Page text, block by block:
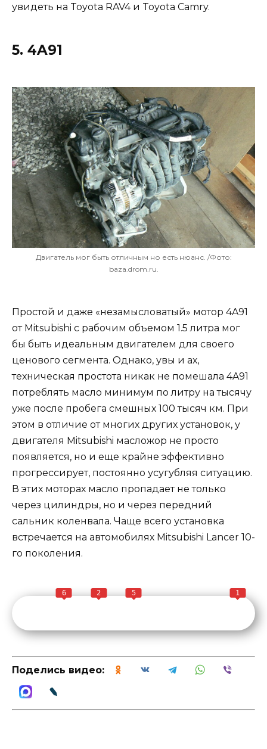
увидеть на Toyota RAV4 и Toyota Camry.
5. 4A91
Двигатель мог быть отличным но есть нюанс. /Фото:
baza.drom.ru.
Простой и даже «незамысловатый» мотор 4A91
от Mitsubishi с рабочим объемом 1.5 литра мог
бы быть идеальным двигателем для своего
ценового сегмента. Однако, увы и ах,
техническая простота никак не помешала 4A91
потреблять масло минимум по литру на тысячу
уже после пробега смешных 100 тысяч км. При
этом в отличие от многих других установок, у
двигателя Mitsubishi масложор не просто
появляется, но и еще крайне эффективно
прогрессирует, постоянно усугубляя ситуацию.
В этих моторах масло пропадает не только
через цилиндры, но и через передний
сальник коленвала. Чаще всего установка
встречается на автомобилях Mitsubishi Lancer 10-
го поколения.
6 2 5 1
Поделись видео: